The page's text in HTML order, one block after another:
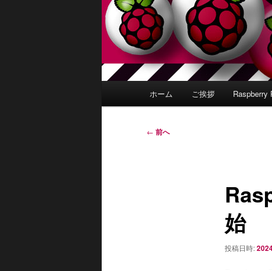
ホーム ご挨拶 Raspberry
投
← 前へ
始
投稿日時: